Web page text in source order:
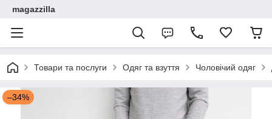
magazzilla
Товари та послуги Одяг та взуття Чоловічий одяг
–34%